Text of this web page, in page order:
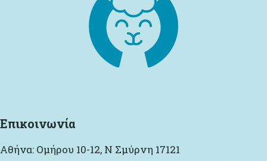
Επικοινωνία
Αθήνα: Ομήρου 10-12, Ν Σμύρνη 17121